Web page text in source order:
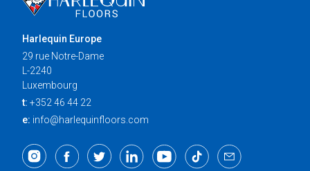
Harlequin Europe
29 rue Notre-Dame
L-2240
Luxembourg
t: +352 46 44 22
e: info@harlequinfloors.com